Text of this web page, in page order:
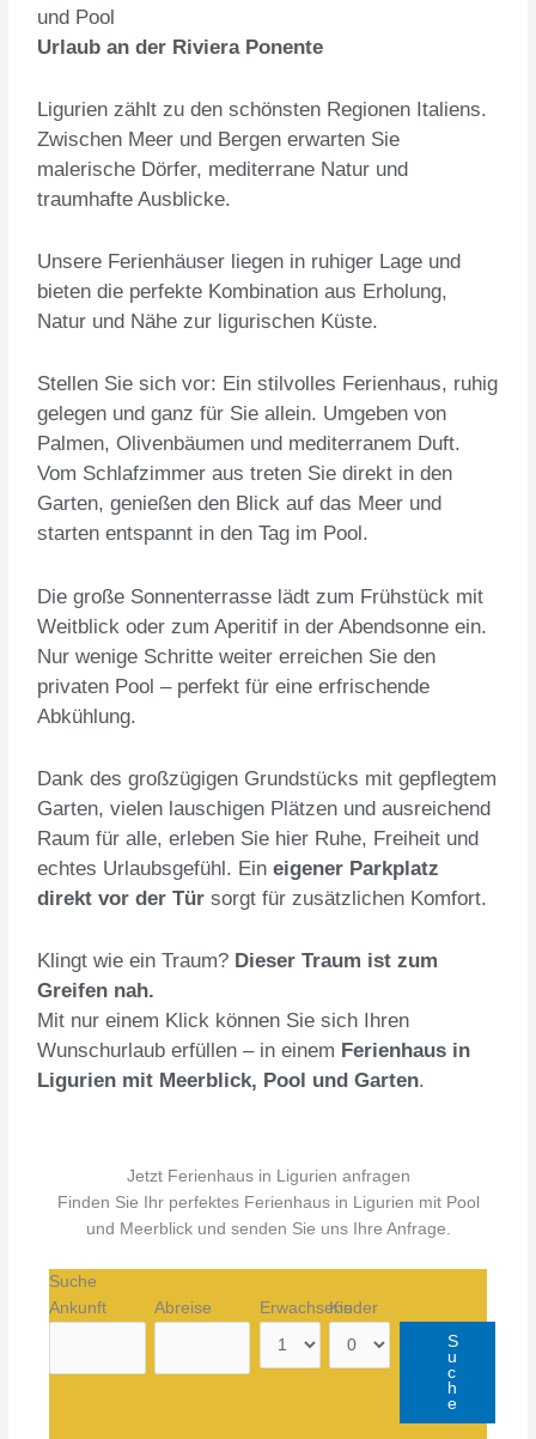
und Pool
Urlaub an der Riviera Ponente
Ligurien zählt zu den schönsten Regionen Italiens.
Zwischen Meer und Bergen erwarten Sie
malerische Dörfer, mediterrane Natur und
traumhafte Ausblicke.
Unsere Ferienhäuser liegen in ruhiger Lage und
bieten die perfekte Kombination aus Erholung,
Natur und Nähe zur ligurischen Küste.
Stellen Sie sich vor: Ein stilvolles Ferienhaus, ruhig
gelegen und ganz für Sie allein. Umgeben von
Palmen, Olivenbäumen und mediterranem Duft.
Vom Schlafzimmer aus treten Sie direkt in den
Garten, genießen den Blick auf das Meer und
starten entspannt in den Tag im Pool.
Die große Sonnenterrasse lädt zum Frühstück mit
Weitblick oder zum Aperitif in der Abendsonne ein.
Nur wenige Schritte weiter erreichen Sie den
privaten Pool – perfekt für eine erfrischende
Abkühlung.
Dank des großzügigen Grundstücks mit gepflegtem
Garten, vielen lauschigen Plätzen und ausreichend
Raum für alle, erleben Sie hier Ruhe, Freiheit und
echtes Urlaubsgefühl. Eineigener Parkplatz
direkt vor der Tür sorgt für zusätzlichen Komfort.
Klingt wie ein Traum? Dieser Traum ist zum
Greifen nah.
Mit nur einem Klick können Sie sich Ihren
Wunschurlaub erfüllen – in einem Ferienhaus in
Ligurien mit Meerblick, Pool und Garten.
Jetzt Ferienhaus in Ligurien anfragen
Finden Sie Ihr perfektes Ferienhaus in Ligurien mit Pool
und Meerblick und senden Sie uns Ihre Anfrage.
Suche
Ankunft
Abreise ErwachseneKinder